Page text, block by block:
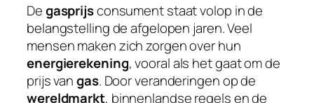
Degasprijsconsument staat volop in de
belangstelling de afgelopen jaren. Veel
mensen maken zich zorgen over hun
energierekening, vooral als het gaat om de
prijs vangas. Door veranderingen op de
wereldmarkt, binnenlandse regels en de